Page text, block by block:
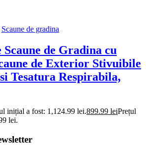
Scaune de gradina
Scaune de Gradina cu
de Exterior Stivuibile
Tesatura Respirabila,
inițial a fost: 1,124.99 lei.899.99 leiPrețul
lei.